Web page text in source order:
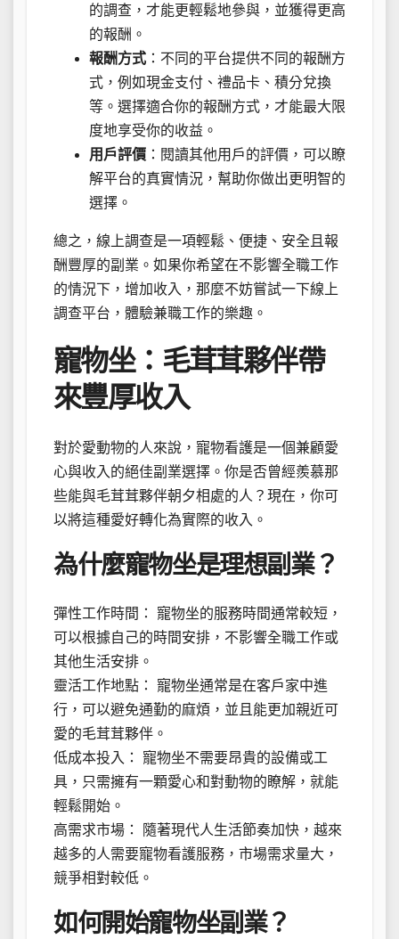
的調查，才能更輕鬆地參與，並獲得更高
的報酬。
報酬方式 ：不同的平台提供不同的報酬方
式，例如現金支付、禮品卡、積分兌換
等。選擇適合你的報酬方式，才能最大限
度地享受你的收益。
用戶評價 ：閱讀其他用戶的評價，可以瞭
解平台的真實情況，幫助你做出更明智的
選擇。
總之，線上調查是一項輕鬆、便捷、安全且報
酬豐厚的副業。如果你希望在不影響全職工作
的情況下，增加收入，那麼不妨嘗試一下線上
調查平台，體驗兼職工作的樂趣。
寵物坐：毛茸茸夥伴帶
來豐厚收入
對於愛動物的人來說，寵物看護是一個兼顧愛
心與收入的絕佳副業選擇。你是否曾經羨慕那
些能與毛茸茸夥伴朝夕相處的人？現在，你可
以將這種愛好轉化為實際的收入。
為什麼寵物坐是理想副業？
彈性工作時間： 寵物坐的服務時間通常較短，
可以根據自己的時間安排，不影響全職工作或
其他生活安排。
靈活工作地點： 寵物坐通常是在客戶家中進
行，可以避免通勤的麻煩，並且能更加親近可
愛的毛茸茸夥伴。
低成本投入： 寵物坐不需要昂貴的設備或工
具，只需擁有一顆愛心和對動物的瞭解，就能
輕鬆開始。
高需求市場： 隨著現代人生活節奏加快，越來
越多的人需要寵物看護服務，市場需求量大，
競爭相對較低。
如何開始寵物坐副業？